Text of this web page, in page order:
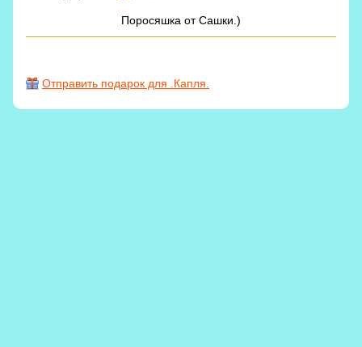
Поросяшка от Сашки.)
Отправить подарок для .Капля.